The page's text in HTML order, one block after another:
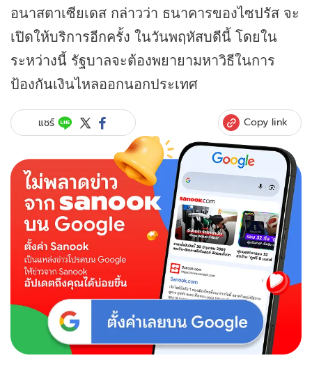
อนาสตาเซียเดส กล่าวว่า ธนาคารของไซปรัส จะ
เปิดให้บริการอีกครั้ง ในวันพฤหัสบดีนี้ โดยใน
ระหว่างนี้ รัฐบาลจะต้องพยายามหาวิธีในการ
ป้องกันเงินไหลออกนอกประเทศ
แชร์ Copy link